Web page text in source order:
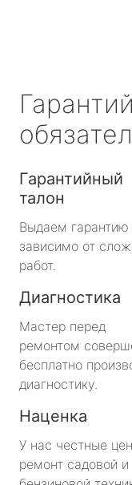
Гарантийный
талон
Выдаем гарантию
зависимо от
работ.
Диагностика
Мастер перед
ремонтом
бесплатно
диагностику.
Наценка
У нас честные
ремонт садовой и